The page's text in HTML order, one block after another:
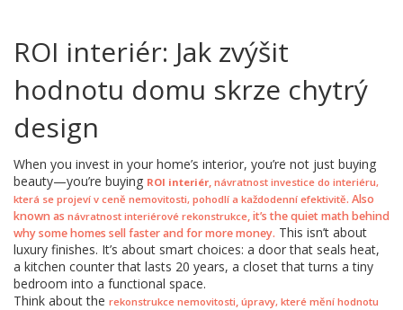
ROI interiér: Jak zvýšit
hodnotu domu skrze chytrý
design
When you invest in your home’s interior, you’re not just buying
beauty—you’re buying ROI interiér, návratnost investice do interiéru,
která se projeví v ceně nemovitosti, pohodlí a každodenní efektivitě. Also
known as návratnost interiérové rekonstrukce, it’s the quiet math behind
why some homes sell faster and for more money. This isn’t about
luxury finishes. It’s about smart choices: a door that seals heat,
a kitchen counter that lasts 20 years, a closet that turns a tiny
bedroom into a functional space.
Think about the rekonstrukce nemovitosti, úpravy, které mění hodnotu